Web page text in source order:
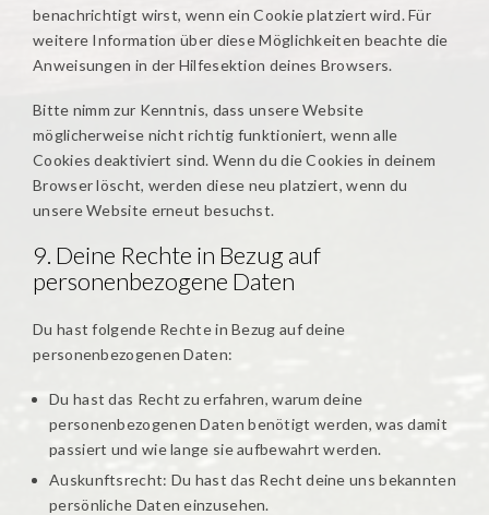
benachrichtigt wirst, wenn ein Cookie platziert wird. Für
weitere Information über diese Möglichkeiten beachte die
Anweisungen in der Hilfesektion deines Browsers.
Bitte nimm zur Kenntnis, dass unsere Website
möglicherweise nicht richtig funktioniert, wenn alle
Cookies deaktiviert sind. Wenn du die Cookies in deinem
Browser löscht, werden diese neu platziert, wenn du
unsere Website erneut besuchst.
9. Deine Rechte in Bezug auf
personenbezogene Daten
Du hast folgende Rechte in Bezug auf deine
personenbezogenen Daten:
Du hast das Recht zu erfahren, warum deine
personenbezogenen Daten benötigt werden, was damit
passiert und wie lange sie aufbewahrt werden.
Auskunftsrecht: Du hast das Recht deine uns bekannten
persönliche Daten einzusehen.